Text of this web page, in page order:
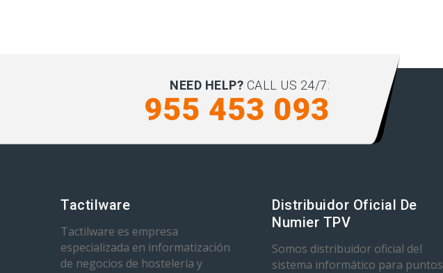
NEED HELP? CALL US 24/7:
955 453 093
Tactilware
Tactilware es empresa
especializada en informatización
de negocios de hostelería y
Distribuidor Oficial De
Numier TPV
Somos distribuidor oficial del
sistema informático para puntos